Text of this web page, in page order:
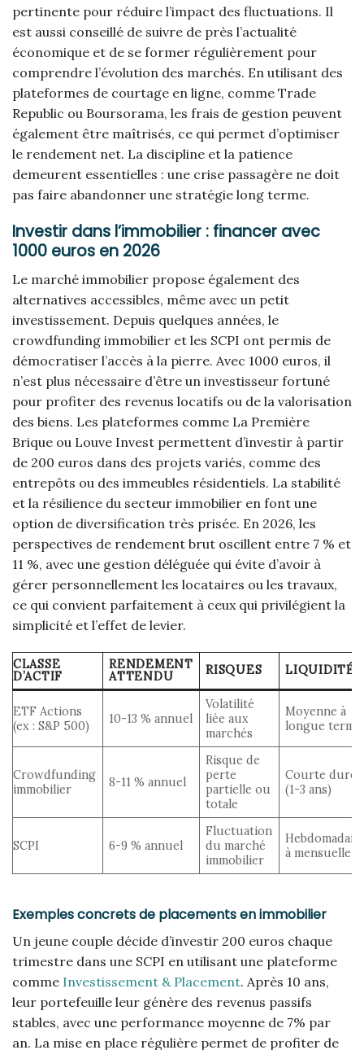
pertinente pour réduire l’impact des fluctuations. Il
est aussi conseillé de suivre de près l’actualité
économique et de se former régulièrement pour
comprendre l’évolution des marchés. En utilisant des
plateformes de courtage en ligne, comme Trade
Republic ou Boursorama, les frais de gestion peuvent
également être maîtrisés, ce qui permet d’optimiser
le rendement net. La discipline et la patience
demeurent essentielles : une crise passagère ne doit
pas faire abandonner une stratégie long terme.
Investir dans l’immobilier : financer avec
1000 euros en 2026
Le marché immobilier propose également des
alternatives accessibles, même avec un petit
investissement. Depuis quelques années, le
crowdfunding immobilier et les SCPI ont permis de
démocratiser l’accès à la pierre. Avec 1000 euros, il
n’est plus nécessaire d’être un investisseur fortuné
pour profiter des revenus locatifs ou de la valorisation
des biens. Les plateformes comme La Première
Brique ou Louve Invest permettent d’investir à partir
de 200 euros dans des projets variés, comme des
entrepôts ou des immeubles résidentiels. La stabilité
et la résilience du secteur immobilier en font une
option de diversification très prisée. En 2026, les
perspectives de rendement brut oscillent entre 7 % et
11 %, avec une gestion déléguée qui évite d’avoir à
gérer personnellement les locataires ou les travaux,
ce qui convient parfaitement à ceux qui privilégient la
simplicité et l’effet de levier.
CLASSE
D’ACTIF
RENDEMENT
ATTENDU
RISQUES LIQUIDITÉ
ETF Actions
(ex : S&P 500)
10-13 % annuel
Volatilité
liée aux
marchés
Moyenne à
longue terme
Crowdfunding
immobilier
8-11 % annuel
Risque de
perte
partielle ou
totale
Courte durée
(1-3 ans)
SCPI 6-9 % annuel
Fluctuation
du marché
immobilier
à mensuelle
Exemples concrets de placements en immobilier
Un jeune couple décide d’investir 200 euros chaque
trimestre dans une SCPI en utilisant une plateforme
comme Investissement & Placement. Après 10 ans,
leur portefeuille leur génère des revenus passifs
stables, avec une performance moyenne de 7% par
an. La mise en place régulière permet de profiter de